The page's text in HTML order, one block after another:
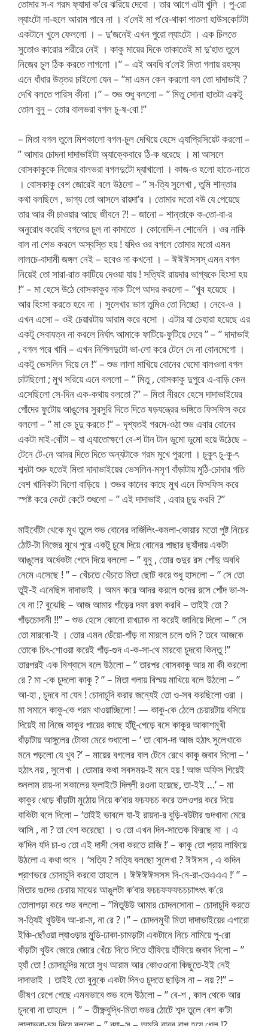
তোমার স-ব গরম ফ্যাদা ক’রে ঝরিয়ে দেবো । তার আগে এটা খুলি । পু-রো
ল্যাংটো না-হলে আরাম পাবে না । ব’লেই মা প’রে-থাকা পাতলা হাউসকোটটা
একটানে খুলে ফেললো । – দু’জনেই এখন পুরো ল্যাংটো । এক চিলতে
সুতোও কারোর শরীরে নেই । কাকু মায়ের দিকে তাকাতেই মা দু’হাত তুলে
নিজের চুল ঠিক করতে লাগলো ।” – এই অবধি ব’লেই মিতা গলায় রহস্য
এনে ধাঁধার উত্তর চাইলো যেন – ”মা এমন কেন করলো বল তো দাদাভাই ?
দেখি বলতে পারিস কীনা ।” – শুভ শুধু বললো – ” মিতু সোনা হাতটা একটু
তোল বুনু – তোর বালভরা বগল চু-ষ-বো !”
– মিতা বগল তুলে মিশকালো বগল-চুল দেখিয়ে হেসে এ্যাপ্রিসিয়েট করলো –
” আমার চোদনা দাদাভাইটা অ্যাক্কেবারে ঠি-ক ধরেছে । মা আসলে
বোসকাকুকে নিজের বালভরা বগলদুটো দ্যাখালো । কাজ-ও হলো হাতে-নাতে
। বোসকাকু বেশ জোরেই বলে উঠলো – ” স-ত্যি সুলেখা , তুমি শান্তার
কথা বলছিলে , ভাগ্য তো আসলে রায়দা’র । তোমার মতো বউ যে পেয়েছে
তার আর কী চাওয়ার আছে জীবনে ?! – জানো – শান্তাকে ক-তো-বা-র
অনুরোধ করেছি বগলের চুল না কামাতে । কোনোদি-ন শোনেনি । ওর নাকি
বাল না শেভ করলে অস্বস্তি হয় ! যদিও ওর বগলে তোমার মতো এমন
লালচে-বাদামী জঙ্গল নেই – হবেও না কখনো । – ঈঈঈসসস্ এমন বগল
নিয়েই তো সারা-রাত কাটিয়ে দেওয়া যায় ! সত্যিই রায়দার ভাগ্যকে হিংসা হয়
!” – মা হেসে উঠে বোসকাকুর নাক টিপে আদর করলো – ”খুব হয়েছে ।
আর হিংসা করতে হবে না । সুলেখার ভাগ তুমিও তো নিচ্ছো । নেবে-ও ।
এখন এসো – ওই চেয়ারটায় আরাম করে বসো । এটার যা চেহারা হয়েছে এর
একটু সেবাযত্ন না করলে নির্ঘাৎ আমাকে ফাটিয়ে-ফুটিয়ে দেবে ” – ” দাদাভাই
, বগল পরে খাবি – এখন নিপিলদুটো ভা-লো করে টেনে দে না বোনমেগো ।
একটু ভেসলিন দিয়ে নে !” – শুভ লালা মাখিয়ে বোনের ঘেমো বালওলা বগল
চাটছিলো ; মুখ সরিয়ে এনে বললো – ” মিতু , বোসকাকু দুপুরে এ-বাড়ি কেন
এসেছিলো সে-দিন এক-কথায় বলতো ?” – মিতা নীরবে হেসে দাদাভাইয়ের
পোঁদের ফুটোয় আঙুলের সুরসুরি দিতে দিতে ষড়যন্ত্রের ভঙ্গিতে ফিসফিস করে
বললো – ” মা কে চুদু করতে !” – দৃশ্যতই গরমে-ওঠা শুভ এবার বোনের
একটা মাই-বোঁটা – যা এ্যাতোক্ষণে বে-শ টান টান ডুমো ডুমো হয়ে উঠেছে –
টেনে টে-নে আদর দিতে দিতে অন্যটাকে গরম মুখে পুরলো । চুকুৎ চু-কু-ৎ
শব্দটা শুরু হতেই মিতা দাদাভাইয়ের ভেসলিন-মসৃণ বাঁড়াটায় মুঠি-চোদার গতি
বেশ খানিকটা দিলো বাড়িয়ে । শুভর কানের কাছে মুখ এনে ফিসফিস করে
স্পষ্ট করে কেটে কেটে শুধলো – ” এই দাদাভাই , এবার চুদু করবি ?”
মাইবোঁটা থেকে মুখ তুলে শুভ বোনের দার্জিলিং-কমলা-কোয়ার মতো পুষ্ট নিচের
ঠোট-টা নিজের মুখে পুরে একটু চুষে দিয়ে বোনের পাছার ছ্যাঁদায় একটা
আঙুলের অর্ধেকটা গেদে দিয়ে বললো – ” বুনু , তোর গুদুর রস পোঁদু অবধি
নেমে এসেছে ! ” – খেঁচতে খেঁচতে মিতা ছোট করে শুধু হাসলো – ” সে তো
তুই-ই এনেছিস দাদাভাই । অমন করে আদর করলে গুদের রসে পোঁদ ভা-স-
বে না !? বুঝেছি – আজ আমার গাঁড়ের দফা রফা করবি – তাইই তো ?
গাঁড়চোদানী !!” – শুভ হেসে কোনো রাখঢাক না করেই জানিয়ে দিলো – ” সে
তো মারবো-ই । তোর এমন ডেঁয়ো-গাঁড় না মারলে চলে গুদি ? তবে আজকে
তোকে চিৎ-শোওয়া করেই গাঁড়-গুদ এ-ক-সা-থে মারবো চুদবো কিন্তু !”
তারপরই এক নিশ্বাসে বলে উঠলো – ” তারপর বোসকাকু আর মা কী করলো
রে ? মা -কে চুদলো কাকু ? ” – মিতা গলায় বিস্ময় মাখিয়ে বলে উঠলো – ”
আ-হা , চুদবে না যেন ! চোদাচুদি করার জন্যেই তো ও-সব করছিলো ওরা ।
মা সমানে কাকু-কে গরম খাওয়াচ্ছিলো ! — কাকু-কে ঠেলে চেয়ারটায় বসিয়ে
দিয়েই মা নিজে কাকুর পায়ের কাছে হাঁটু-গেড়ে বসে কাকুর আকাশমুখী
বাঁড়াটায় আঙ্গুলের টোকা মেরে শুধালো – ‘ তা বোস-দা আজ হঠাৎ সুলেখাকে
মনে পড়লো যে খুব ?’ – মায়ের বগলের বাল টেনে রেখে কাকু জবাব দিলো – ‘
হঠাৎ নয় , সুলেখা । তোমার কথা সবসময়-ই মনে হয় ! আজ অফিস গিয়েই
শুনলাম রায়-দা সকালের ফ্লাইটে দিল্লী রওনা হয়েছে, তা-ইই …’ – মা
কাকুর ধেড়ে বাঁড়াটা মুঠোয় নিয়ে ক’বার ফচফচচ করে তলওপর করে দিয়ে
বাকিটা বলে দিলো – ‘তাইই ভাবলে যা-ই রায়দা-র বুড়ি-বউটার গুদখানা মেরে
আসি , না ? তা বেশ করেছো । ও তো এখন দিন-সাতেক ফিরছে না । এ
ক’দিন যদি চা-ও তো এই দাসী সেবা করতে রাজি !’ – কাকু তো প্রায় লাফিয়ে
উঠলো এ কথা শুনে । ‘সত্যি ? সত্যি বলছো সুলেখা ? ঈঈসস , এ কদিন
প্রাণভরে চোদাচুদি করবো তাহলে । ঈঈঈঈসসস দি-নে-রা-তেএএএ !’ ” –
মিতার গুদের চেরায় মাঝের আঙুলটা ক’বার ফচচফফফচচচাাৎৎৎ ক’রে
তোলাপড়া করে শুভ বললো – ”মিতুউউ আমার চোদনসোনা – চোদাচুদি করতে
স-ত্যিই খুউউব আ-রা-ম, না রে ?।” – চোদনমুখী মিতা দাদাভাইয়ের এগারো
ইঞ্চি-ছোঁওয়া ল্যাওড়ার মুন্ডি-ঢাকা-চামড়াটা একটানে নিচে নামিয়ে পু-রো
বাঁড়াটা খুউব জোরে জোরে খেঁচে দিতে দিতে হাঁফিয়ে হাঁফিয়ে জবাব দিলো – ”
হ্যাঁ তো ! চোদাচুদির মতো সুখ আরাম আর কোওওনো কিছুতে-ইই নেই
দাদাভাই । তাইই তো বুনুকে একটা দিনও চুদতে ছাড়িস না – নয় ?!” –
ভীষণ রেগে গেছে এমনভাবে শুভ বলে উঠলো – ” বে-শ , কাল থেকে আর
চুদবো না তাহলে । ” – তীক্ষ্ণবুদ্ধি-মিতা শুভর ঠোটে শব্দ তুলে বেশ ক’টা